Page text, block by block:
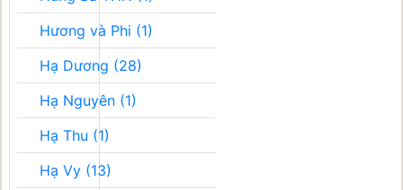
Hương và Phi (1)
Hạ Dương (28)
Hạ Nguyên (1)
Hạ Thu (1)
Hạ Vy (13)